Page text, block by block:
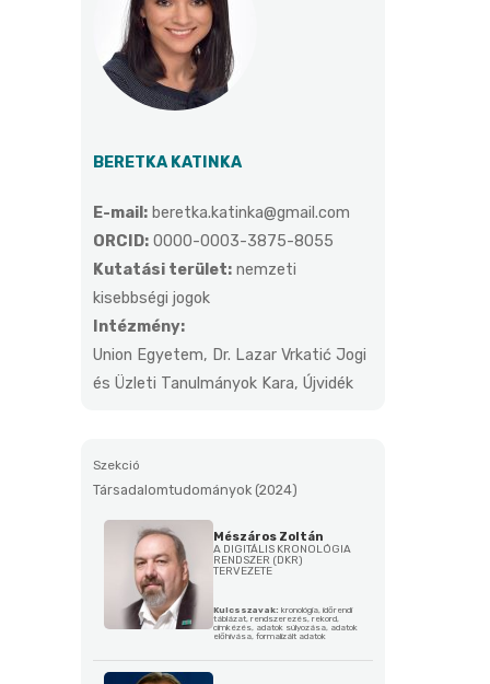
BERETKA KATINKA
E-mail: beretka.katinka@gmail.com
ORCID: 0000-0003-3875-8055
Kutatási terület: nemzeti
kisebbségi jogok
Intézmény:
Union Egyetem, Dr. Lazar Vrkatić Jogi
és Üzleti Tanulmányok Kara, Újvidék
Szekció
Társadalomtudományok (2024)
Mészáros Zoltán
A DIGITÁLIS KRONOLÓGIA
RENDSZER (DKR)
TERVEZETE
Kulcsszavak: kronológia, időrendi
táblázat, rendszerezés, rekord,
cimkézés, adatok súlyozása, adatok
előhívása, formalizált adatok